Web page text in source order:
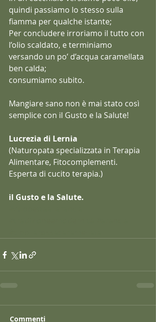
quindi passiamo lo stesso sulla
fiamma per qualche istante;
Per concludere irroriamo il tutto con
l’olio scaldato, e terminiamo
versando un po’ d’acqua caramellata
ben calda;
consumiamo subito.
Mangiare sano non è mai stato così
semplice con il Gusto e la Salute!
Lucrezia di Lernia
(Naturopata specializzata in Terapia
Alimentare, Fitocomplementi.
Esperta di cucito terapia.)
il Gusto e la Salute.
Commenti